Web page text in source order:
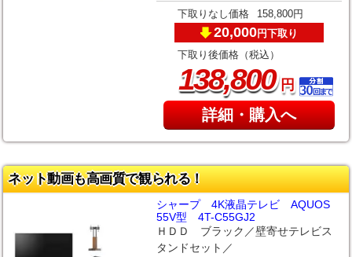
下取りなし価格 158,800円
20,000円下取り
下取り後価格（税込）
138,800円
詳細・購入へ
ネット動画も高画質で観られる！
シャープ 4K液晶テレビ AQUOS
55V型 4T-C55GJ2
ＨＤＤ ブラック／壁寄せテレビス
タンドセット／